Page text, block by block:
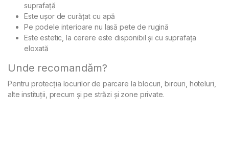
suprafaţă
Este uşor de curăţat cu apă
Pe podele interioare nu lasă pete de rugină
Este estetic, la cerere este disponibil şi cu suprafaţa
eloxată
Unde recomandăm?
Pentru protecţia locurilor de parcare la blocuri, birouri, hoteluri,
alte instituţii, precum şi pe străzi şi zone private.